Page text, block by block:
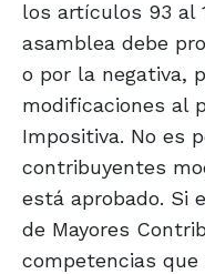
los artículos 93 al
asamblea debe
o por la negativa,
modificaciones al
Impositiva. No es
contribuyentes
está aprobado. Si
de Mayores
competencias